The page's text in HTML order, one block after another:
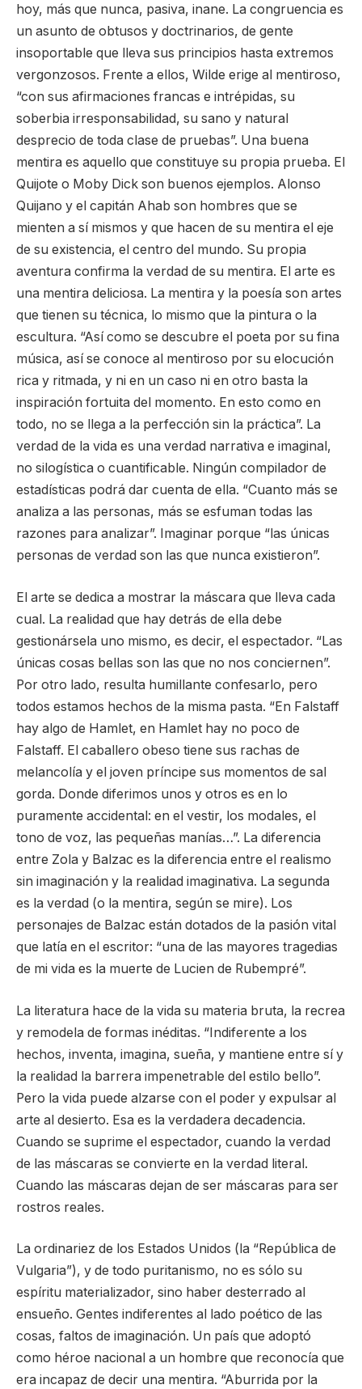
hoy, más que nunca, pasiva, inane. La congruencia es
un asunto de obtusos y doctrinarios, de gente
insoportable que lleva sus principios hasta extremos
vergonzosos. Frente a ellos, Wilde erige al mentiroso,
“con sus afirmaciones francas e intrépidas, su
soberbia irresponsabilidad, su sano y natural
desprecio de toda clase de pruebas”. Una buena
mentira es aquello que constituye su propia prueba. El
Quijote o Moby Dick son buenos ejemplos. Alonso
Quijano y el capitán Ahab son hombres que se
mienten a sí mismos y que hacen de su mentira el eje
de su existencia, el centro del mundo. Su propia
aventura confirma la verdad de su mentira. El arte es
una mentira deliciosa. La mentira y la poesía son artes
que tienen su técnica, lo mismo que la pintura o la
escultura. “Así como se descubre el poeta por su fina
música, así se conoce al mentiroso por su elocución
rica y ritmada, y ni en un caso ni en otro basta la
inspiración fortuita del momento. En esto como en
todo, no se llega a la perfección sin la práctica”. La
verdad de la vida es una verdad narrativa e imaginal,
no silogística o cuantificable. Ningún compilador de
estadísticas podrá dar cuenta de ella. “Cuanto más se
analiza a las personas, más se esfuman todas las
razones para analizar”. Imaginar porque “las únicas
personas de verdad son las que nunca existieron”.
El arte se dedica a mostrar la máscara que lleva cada
cual. La realidad que hay detrás de ella debe
gestionársela uno mismo, es decir, el espectador. “Las
únicas cosas bellas son las que no nos conciernen”.
Por otro lado, resulta humillante confesarlo, pero
todos estamos hechos de la misma pasta. “En Falstaff
hay algo de Hamlet, en Hamlet hay no poco de
Falstaff. El caballero obeso tiene sus rachas de
melancolía y el joven príncipe sus momentos de sal
gorda. Donde diferimos unos y otros es en lo
puramente accidental: en el vestir, los modales, el
tono de voz, las pequeñas manías…”. La diferencia
entre Zola y Balzac es la diferencia entre el realismo
sin imaginación y la realidad imaginativa. La segunda
es la verdad (o la mentira, según se mire). Los
personajes de Balzac están dotados de la pasión vital
que latía en el escritor: “una de las mayores tragedias
de mi vida es la muerte de Lucien de Rubempré”.
La literatura hace de la vida su materia bruta, la recrea
y remodela de formas inéditas. “Indiferente a los
hechos, inventa, imagina, sueña, y mantiene entre sí y
la realidad la barrera impenetrable del estilo bello”.
Pero la vida puede alzarse con el poder y expulsar al
arte al desierto. Esa es la verdadera decadencia.
Cuando se suprime el espectador, cuando la verdad
de las máscaras se convierte en la verdad literal.
Cuando las máscaras dejan de ser máscaras para ser
rostros reales.
La ordinariez de los Estados Unidos (la “República de
Vulgaria”), y de todo puritanismo, no es sólo su
espíritu materializador, sino haber desterrado al
ensueño. Gentes indiferentes al lado poético de las
cosas, faltos de imaginación. Un país que adoptó
como héroe nacional a un hombre que reconocía que
era incapaz de decir una mentira. “Aburrida por la